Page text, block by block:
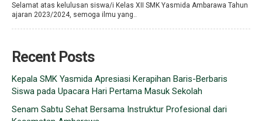
Selamat atas kelulusan siswa/i Kelas XII SMK Yasmida Ambarawa Tahun
ajaran 2023/2024, semoga ilmu yang..
Recent Posts
Kepala SMK Yasmida Apresiasi Kerapihan Baris-Berbaris
Siswa pada Upacara Hari Pertama Masuk Sekolah
Senam Sabtu Sehat Bersama Instruktur Profesional dari